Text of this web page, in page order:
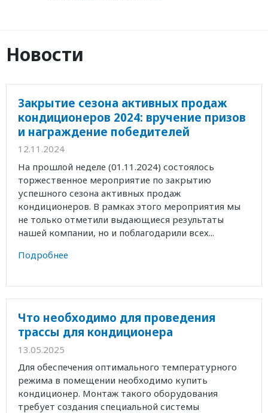
Новости
Закрытие сезона активных продаж
кондиционеров 2024: вручение призов
и награждение победителей
12.11.2024
На прошлой неделе (01.11.2024) состоялось
торжественное мероприятие по закрытию
успешного сезона активных продаж
кондиционеров. В рамках этого мероприятия мы
не только отметили выдающиеся результаты
нашей компании, но и поблагодарили всех...
Подробнее
Что необходимо для проведения
трассы для кондиционера
13.05.2025
Для обеспечения оптимального температурного
режима в помещении необходимо купить
кондиционер. Монтаж такого оборудования
требует создания специальной системы